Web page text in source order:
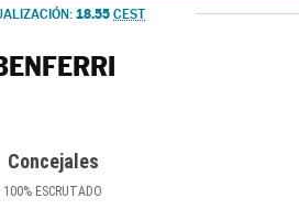
18.55 CEST
Concejales
100% ESCRUTADO